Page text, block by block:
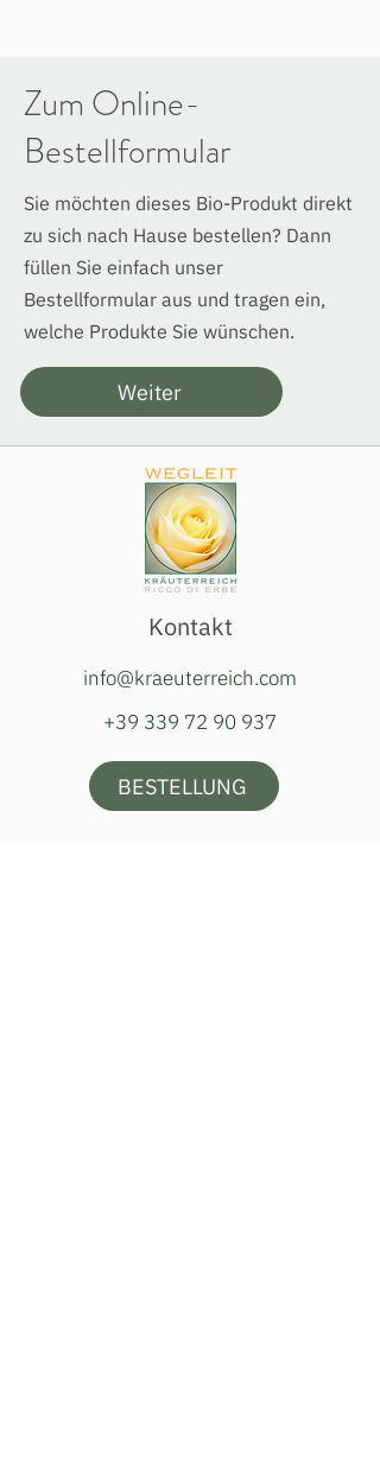
Zum Online-
Bestellformular
Sie möchten dieses Bio-Produkt direkt
zu sich nach Hause bestellen? Dann
füllen Sie einfach unser
Bestellformular aus und tragen ein,
welche Produkte Sie wünschen.
Weiter
Kontakt
info@kraeuterreich.com
+39 339 72 90 937
BESTELLUNG